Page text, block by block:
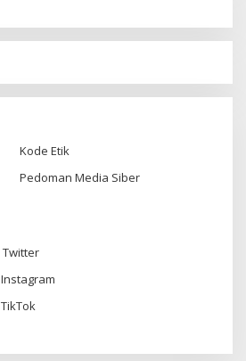
Kode Etik
Pedoman Media Siber
Twitter
Instagram
TikTok